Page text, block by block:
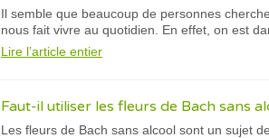
Il semble que beaucoup de personnes
nous fait vivre au quotidien. En effet, on est
Lire l’article entier
Faut-il utiliser les fleurs de Bach sans
Les fleurs de Bach sans alcool sont un sujet